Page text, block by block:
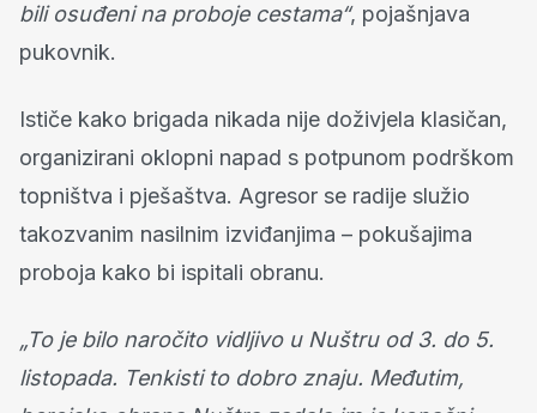
bili osuđeni na proboje cestama“, pojašnjava
pukovnik.
Ističe kako brigada nikada nije doživjela klasičan,
organizirani oklopni napad s potpunom podrškom
topništva i pješaštva. Agresor se radije služio
takozvanim nasilnim izviđanjima – pokušajima
proboja kako bi ispitali obranu.
„To je bilo naročito vidljivo u Nuštru od 3. do 5.
listopada. Tenkisti to dobro znaju. Međutim,